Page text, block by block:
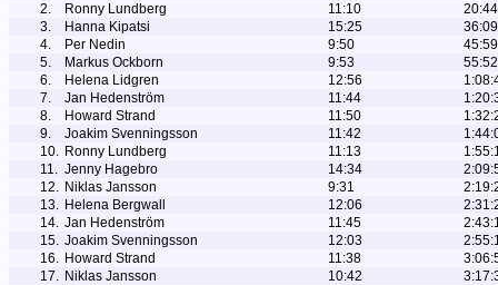
2.
Ronny Lundberg 11:10
20:44
3.
Hanna Kipatsi 15:25
36:09
4.
Per Nedin 9:50
45:59
5.
Markus Ockborn 9:53
55:52
6.
Helena Lidgren 12:56
7.
Jan Hedenström 11:44
8.
Howard Strand 11:50
9.
Joakim Svenningsson 11:42
10. Ronny Lundberg 11:13
11. Jenny Hagebro 14:34
12. Niklas Jansson 9:31
13. Helena Bergwall 12:06
14. Jan Hedenström 11:45
15. Joakim Svenningsson 12:03
16. Howard Strand 11:38
17. Niklas Jansson 10:42